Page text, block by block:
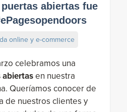
abiertas fue
online y e-commerce
celebramos una
abiertasen nuestra
Queríamos conocer de
de nuestros clientes y